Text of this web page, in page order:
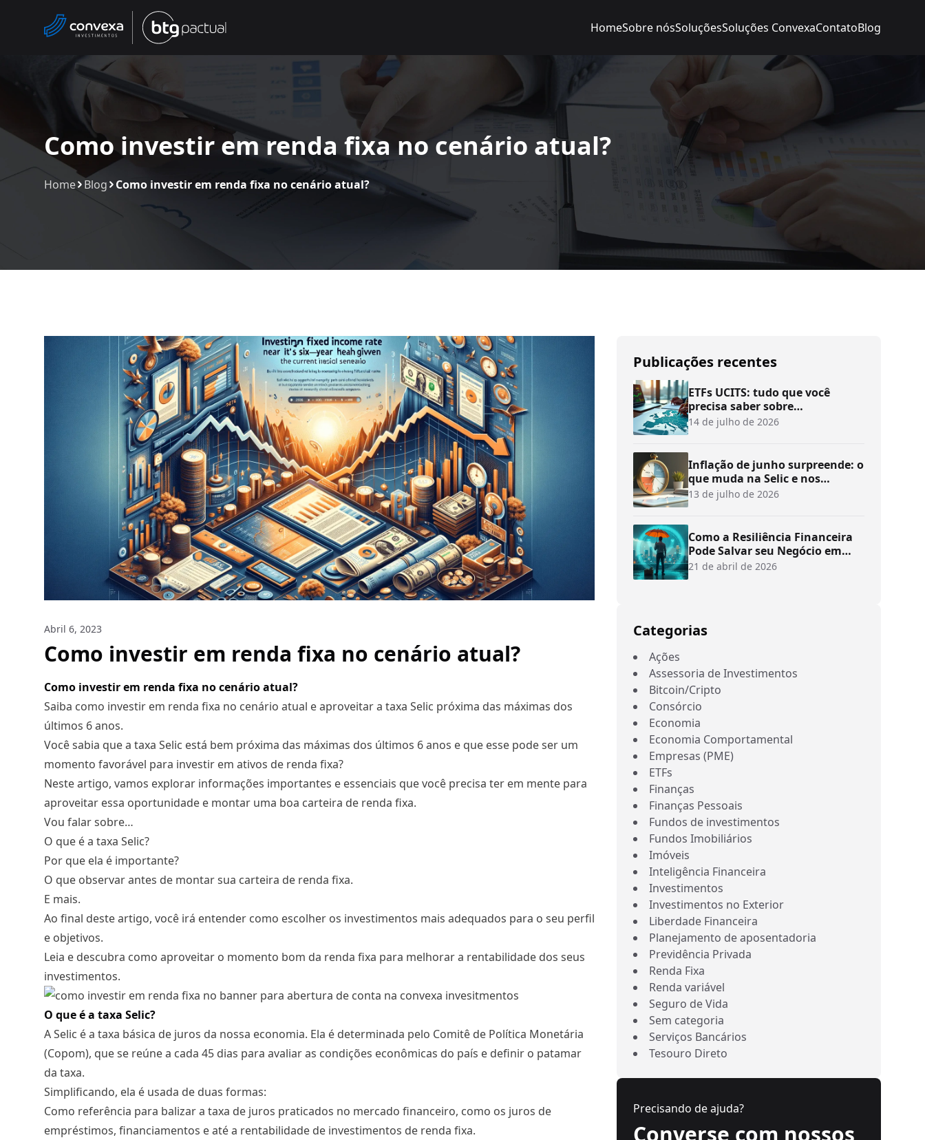
HomeSobre nósSoluçõesSoluções ConvexaContatoBlog
Como investir em renda fixa no cenário atual?
Home Blog Como investir em renda fixa no cenário atual?
Abril 6, 2023
Como investir em renda fixa no cenário atual?
Como investir em renda fixa no cenário atual?
Saiba como investir em renda fixa no cenário atual e aproveitar a taxa Selic próxima das máximas dos
últimos 6 anos.
Você sabia que a taxa Selic está bem próxima das máximas dos últimos 6 anos e que esse pode ser um
momento favorável para investir em ativos de renda fixa?
Neste artigo, vamos explorar informações importantes e essenciais que você precisa ter em mente para
aproveitar essa oportunidade e montar uma boa carteira de renda fixa.
Vou falar sobre…
O que é a taxa Selic?
Por que ela é importante?
O que observar antes de montar sua carteira de renda fixa.
E mais.
Ao final deste artigo, você irá entender como escolher os investimentos mais adequados para o seu perfil
e objetivos.
Leia e descubra como aproveitar o momento bom da renda fixa para melhorar a rentabilidade dos seus
investimentos.
O que é a taxa Selic?
A Selic é a taxa básica de juros da nossa economia. Ela é determinada pelo Comitê de Política Monetária
(Copom), que se reúne a cada 45 dias para avaliar as condições econômicas do país e definir o patamar
da taxa.
Simplificando, ela é usada de duas formas:
Como referência para balizar a taxa de juros praticados no mercado financeiro, como os juros de
empréstimos, financiamentos e até a rentabilidade de investimentos de renda fixa.
Publicações recentes
ETFs UCITS: tudo que você
precisa saber sobre
investimentos
14 de julho de 2026
Inflação de junho surpreende: o
que muda na Selic e nos
investimentos?
13 de julho de 2026
Como a Resiliência Financeira
Pode Salvar seu Negócio em
Tempos de Crise
21 de abril de 2026
Categorias
Ações
Assessoria de Investimentos
Bitcoin/Cripto
Consórcio
Economia
Economia Comportamental
Empresas (PME)
ETFs
Finanças
Finanças Pessoais
Fundos de investimentos
Fundos Imobiliários
Imóveis
Inteligência Financeira
Investimentos
Investimentos no Exterior
Liberdade Financeira
Planejamento de aposentadoria
Previdência Privada
Renda Fixa
Renda variável
Seguro de Vida
Sem categoria
Serviços Bancários
Tesouro Direto
Precisando de ajuda?
Converse com nossos